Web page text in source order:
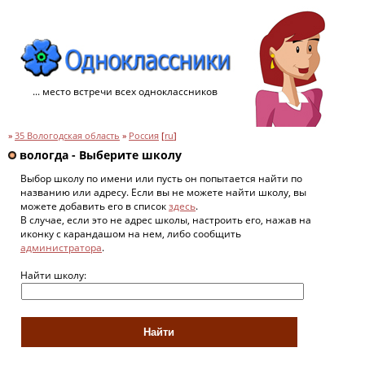
... место встречи всех одноклассников
» 35 Вологодская область » Россия [ru]
вологда - Выберите школу
Выбор школу по имени или пусть он попытается найти по
названию или адресу. Если вы не можете найти школу, вы
можете добавить его в списокздесь.
В случае, если это не адрес школы, настроить его, нажав на
иконку с карандашом на нем, либо сообщить
администратора.
Найти школу: